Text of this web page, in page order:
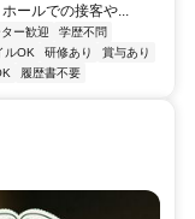
ールでの接客や...
ー歓迎
学歴不問
ルOK 研修あり
賞与あり
履歴書不要